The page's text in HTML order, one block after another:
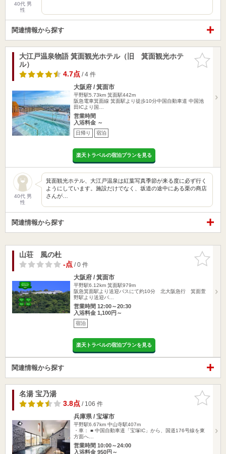
40代 男
性
関連情報から探す
お気に入
りに追加
大江戸温泉物語 箕面観光ホテル（旧 箕面観光ホテ
ル）
4.7点/ 4 件
大阪府 / 箕面市
平野駅5.73km 箕面駅442m
阪急電車箕面線 箕面駅より徒歩10分中国自動車道 中国池
田ICより国…
営業時間
入浴料金 ～
日帰り 宿泊
楽天トラベルの宿泊プランを見る
40代 男
性
箕面観光ホテル、大江戸温泉は紅葉写真季節が来る度に必ず行く
ようにしています。施設だけでなく、坂道の途中にある栗の商店
さんが…
関連情報から探す
お気に入
りに追加
山荘 風の杜
-点/ 0 件
大阪府 / 箕面市
平野駅6.12km 箕面駅979m
阪急箕面駅より送迎バスにて約10分 北大阪急行 箕面萱
野駅より送迎バ…
営業時間 12:00～20:30
入浴料金 1,100円～
宿泊
楽天トラベルの宿泊プランを見る
関連情報から探す
お気に入
りに追加
名湯 宝乃湯
3.8点/ 106 件
兵庫県 / 宝塚市
平野駅6.67km 中山寺駅407m
・車： ■ 中国自動車道「宝塚IC」から、国道176号線を東
方面へ…
営業時間 10:00～24:00
入浴料金 950円～